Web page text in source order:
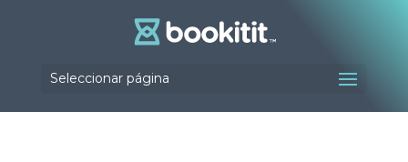
Seleccionar página